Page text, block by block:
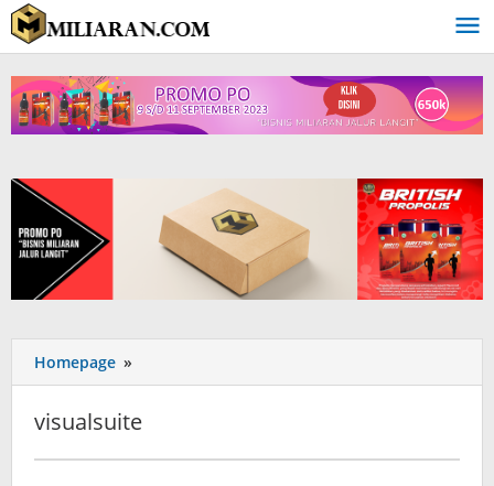
Homepage »
visualsuite